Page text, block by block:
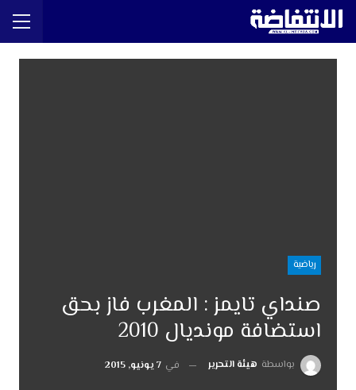
رياضية
صنداي تايمز : المغرب فاز بحق
استضافة مونديال 2010
بواسطة هيئة التحرير في 7 يونيو, 2015